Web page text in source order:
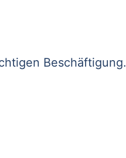
Beschäftigung.